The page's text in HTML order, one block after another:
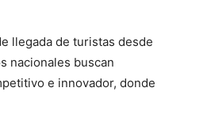
llegada de turistas desde
nacionales buscan
e innovador, donde